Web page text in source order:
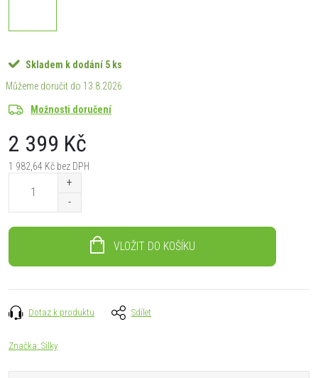
Skladem k dodání 5 ks
13.8.2026
Možnosti doručení
2 399 Kč
1 982,64 Kč bez DPH
VLOŽIT DO KOŠÍKU
Dotaz k produktu Sdílet
Značka: Silky